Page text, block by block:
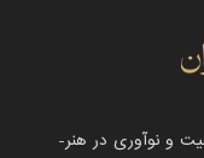
و نوآوری در هنر-